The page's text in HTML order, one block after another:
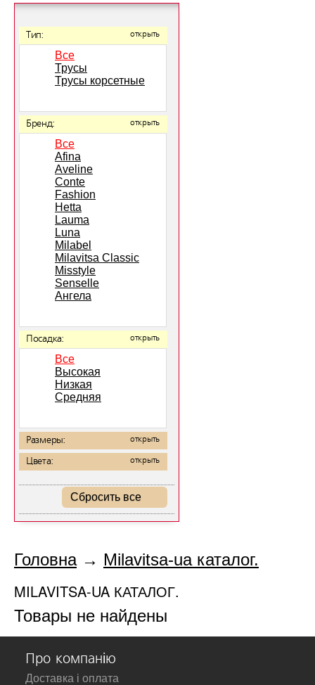
Тип: открыть
Все
Трусы
Трусы корсетные
Бренд: открыть
Все
Afina
Aveline
Conte
Fashion
Hetta
Lauma
Luna
Milabel
Milavitsa Classic
Misstyle
Senselle
Ангела
Посадка: открыть
Все
Высокая
Низкая
Средняя
Размеры: открыть
Цвета: открыть
Сбросить все
Головна→ Milavitsa-ua каталог.
MILAVITSA-UA КАТАЛОГ.
Товары не найдены
Про компанію
Доставка і оплата